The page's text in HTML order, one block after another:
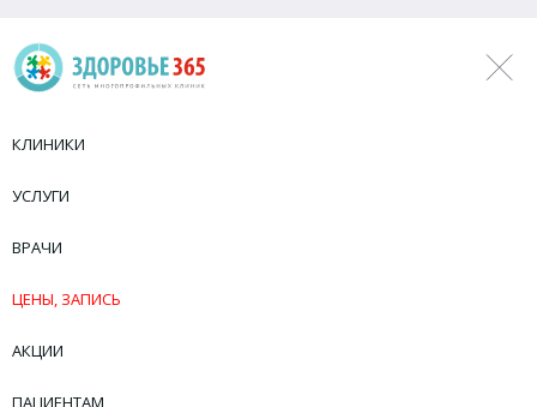
КЛИНИКИ
УСЛУГИ
ВРАЧИ
ЦЕНЫ, ЗАПИСЬ
АКЦИИ
ПАЦИЕНТАМ